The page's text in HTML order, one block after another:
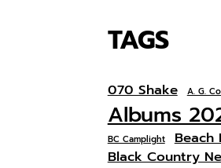
TAGS
070 Shake A. G.
Albums
BC Camplight
Beach
Black Country